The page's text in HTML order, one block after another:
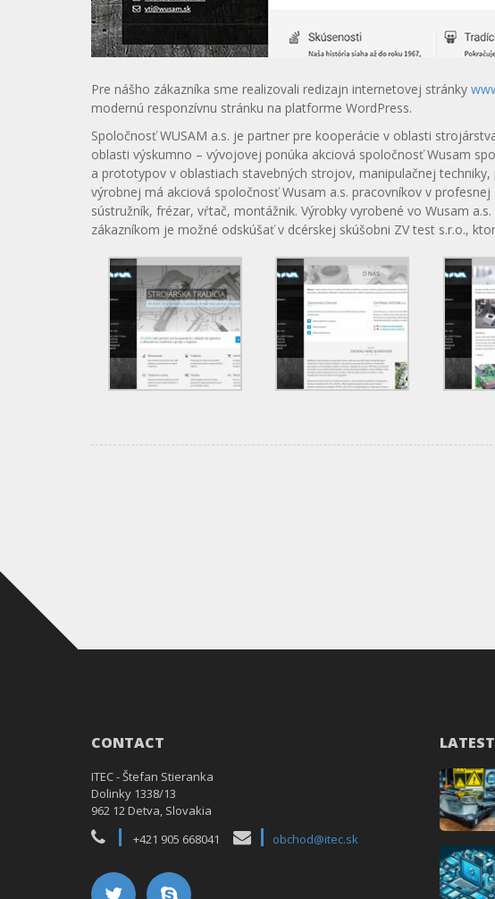
Pre nášho zákazníka sme realizovali redizajn internetovej stránky
modernú responzívnu stránku na platforme WordPress.
Spoločnosť WUSAM a.s. je partner pre kooperácie v oblasti
oblasti výskumno – vývojovej ponúka akciová spoločnosť Wusam
a prototypov v oblastiach stavebných strojov, manipulačnej
výrobnej má akciová spoločnosť Wusam a.s. pracovníkov v
sústružník, frézar, vŕtač, montážnik. Výrobky vyrobené vo Wusam
zákazníkom je možné odskúšať v dcérskej skúšobni ZV test s.r.o.,
CONTACT
ITEC - Štefan Stieranka
Dolinky 1338/13
962 12 Detva, Slovakia
+421 905 668041
obchod@itec.sk